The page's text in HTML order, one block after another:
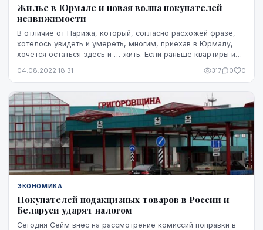
Жилье в Юрмале и новая волна покупателей
недвижимости
В отличие от Парижа, который, согласно расхожей фразе,
хотелось увидеть и умереть, многим, приехав в Юрмалу,
хочется остаться здесь и … жить. Если раньше квартиры и
04.08.2022 18:31 317 0 0
ЭКОНОМИКА
Покупателей подакцизных товаров в России и
Беларуси ударят налогом
Сегодня Сейм внес на рассмотрение комиссий поправки в